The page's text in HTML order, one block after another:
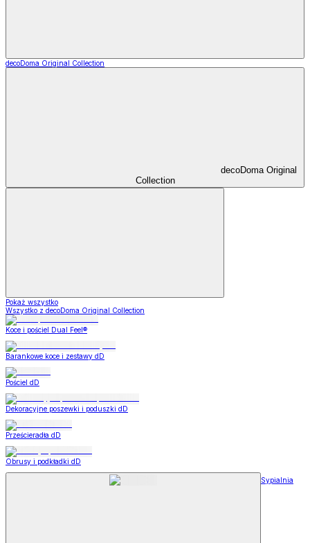
decoDoma Original Collection
decoDoma Original
Collection
Pokaż wszystko
Wszystko z decoDoma Original Collection
Koce i pościel Dual Feel®
Barankowe koce i zestawy dD
Pościel dD
Dekoracyjne poszewki i poduszki dD
Prześcieradła dD
Obrusy i podkładki dD
Sypialnia